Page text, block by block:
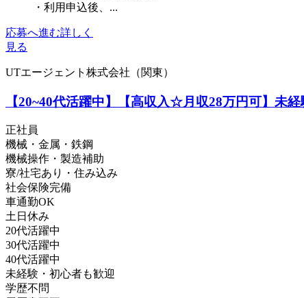
・利用申込後、...
応募へ進む詳しく
見る
UTエージェント株式会社（関東）
【20~40代活躍中】【高収入☆月収28万円可】未
正社員
機械・金属・鉄鋼
機械操作・製造補助
寮/社宅あり・住み込み
社会保険完備
車通勤OK
土日休み
20代活躍中
30代活躍中
40代活躍中
未経験・初心者も歓迎
学歴不問